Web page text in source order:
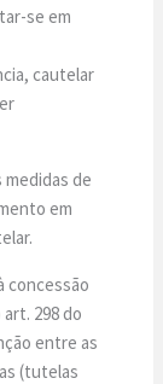
se em
cautelar
de
em
concessão
298 do
entre as
(tutelas